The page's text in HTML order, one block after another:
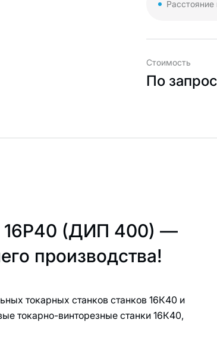
Стоимость
По
16Р40 (ДИП 400) —
производства!
токарных станков станков 16К40 и
токарно-винторезные станки 16К40,